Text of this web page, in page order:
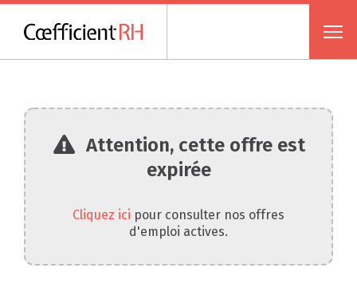
Attention, cette offre est
expirée
Cliquez ici pour consulter nos offres
d'emploi actives.